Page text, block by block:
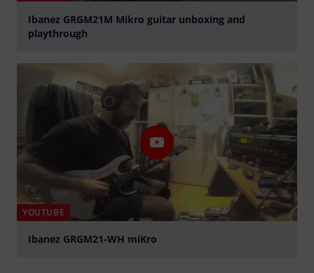
Ibanez GRGM21M Mikro guitar unboxing and
playthrough
YOUTUBE
Ibanez GRGM21-WH miKro